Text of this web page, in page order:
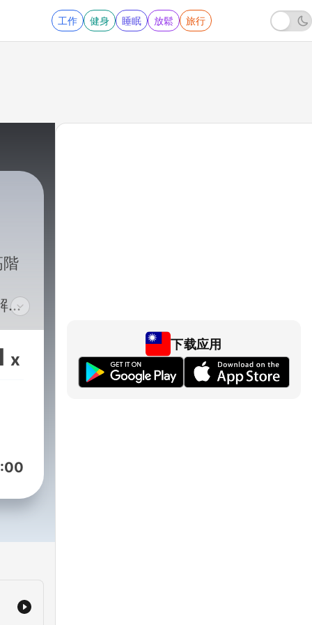
工作 健身 睡眠 放鬆 旅行
階
開
點
，
人
x
下载应用